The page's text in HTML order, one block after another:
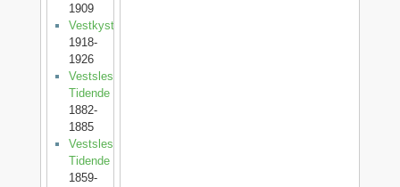
1909
Vestkysten
1918-
1926
Vestslesvigs
Tidende
1882-
1885
Vestslesvigsk
Tidende
1859-